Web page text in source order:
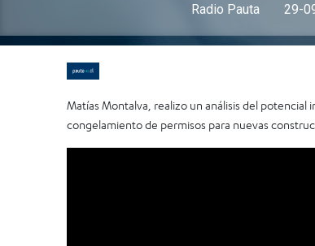
Radio Pauta 29-
Matías Montalva, realizo un análisis del potencial
congelamiento de permisos para nuevas